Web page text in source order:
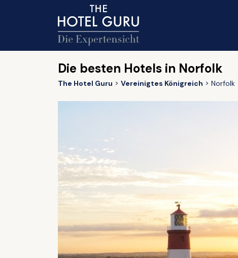
Die besten Hotels in Norfolk
The Hotel Guru Vereinigtes Königreich Norfolk